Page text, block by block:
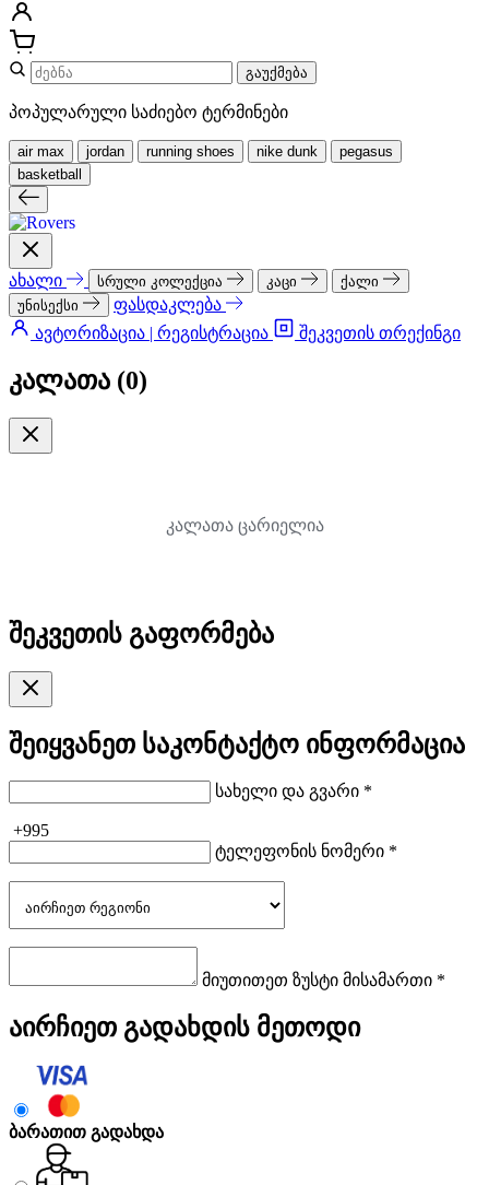
გაუქმება
პოპულარული საძიებო ტერმინები
air max jordan running shoes nike dunk
pegasus
basketball
ახალი სრული კოლექცია კაცი
ქალი
უნისექსი
ფასდაკლება
ავტორიზაცია | რეგისტრაცია
შეკვეთის თრექინგი
კალათა (0)
კალათა ცარიელია
შეკვეთის გაფორმება
შეიყვანეთ საკონტაქტო ინფორმაცია
სახელი და გვარი *
+995
ტელეფონის ნომერი *
მიუთითეთ ზუსტი მისამართი *
აირჩიეთ გადახდის მეთოდი
ბარათით გადახდა